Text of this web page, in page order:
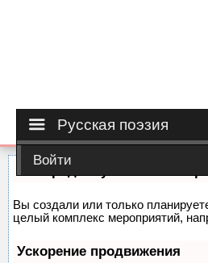
Русская поэзия
Войти
Вы создали или только
целый комплекс мероприятий,
Ускорение продвижения